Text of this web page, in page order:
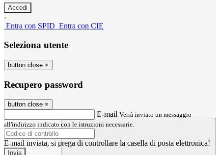
-
Entra con SPID Entra con CIE
Seleziona utente
button close ×
Recupero password
button close ×
E-mail Verrà inviato un messaggio
all'indirizzo indicato con le istruzioni necessarie.
E-mail inviata, si prega di controllare la casella di posta elettronica!